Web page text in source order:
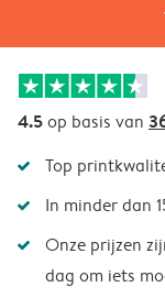
4.5op basis van
Top
In minder dan
Onze prijzen
dag om iets